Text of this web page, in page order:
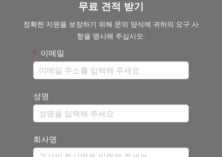
무료 견적 받기
정확한 지원을 보장하기 위해 문의 양식에 귀하의 요구 사
항을 명시해 주십시오:
이메일
성명
회사명